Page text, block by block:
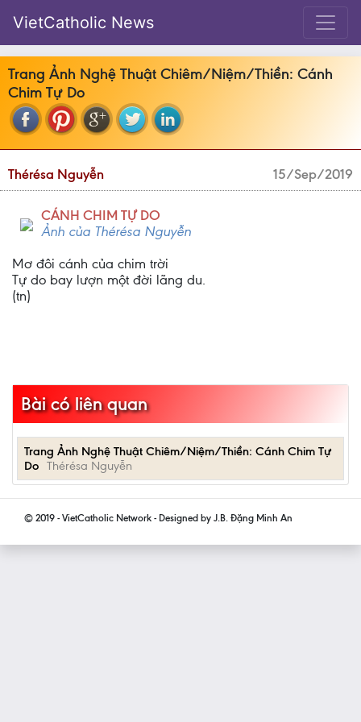
VietCatholic News
Trang Ảnh Nghệ Thuật Chiêm/Niệm/Thiền: Cánh
Chim Tự Do
Thérésa Nguyễn 15/Sep/2019
CÁNH CHIM TỰ DO
Ảnh của Thérésa Nguyễn
Mơ đôi cánh của chim trời
Tự do bay lượn một đời lãng du.
(tn)
Bài có liên quan
Trang Ảnh Nghệ Thuật Chiêm/Niệm/Thiền: Cánh Chim Tự
Do Thérésa Nguyễn
© 2019 - VietCatholic Network - Designed by J.B. Đặng Minh An